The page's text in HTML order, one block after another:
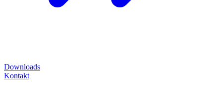
Downloads
Kontakt